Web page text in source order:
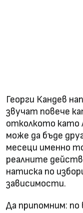
Георги Кандев
звучат повече
отколкото като
може да бъде
месеци именно
реалните
натиска по
зависимости.
Да припомним: по